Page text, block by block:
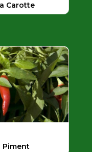
Carotte
Piment